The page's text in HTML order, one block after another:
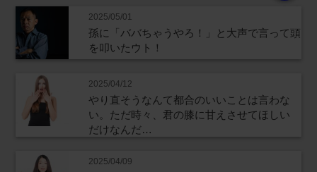
2025/05/01
孫に「ババちゃうやろ！」と大声で言って頭
を叩いたウト！
2025/04/12
やり直そうなんて都合のいいことは言わな
い。ただ時々、君の膝に甘えさせてほしい
だけなんだ…
2025/04/09